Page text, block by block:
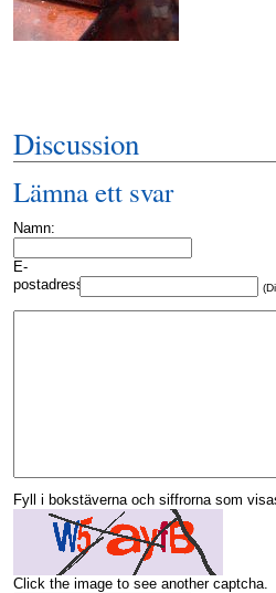
Discussion
Lämna ett svar
Namn:
E-
postadress:
Fyll i bokstäverna och siffrorna som
Click the image to see another captcha.